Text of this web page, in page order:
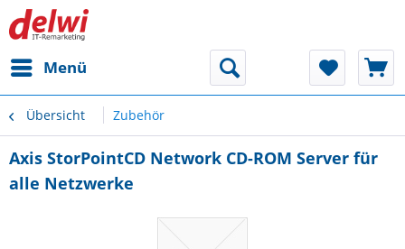
Menü
Übersicht Zubehör
Axis StorPointCD Network CD-ROM Server für
alle Netzwerke